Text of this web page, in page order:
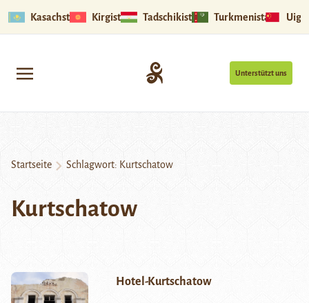
Kasachstan Kirgistan Tadschikistan Turkmenistan
Unterstützt uns
Startseite Schlagwort: Kurtschatow
Kurtschatow
Hotel-Kurtschatow